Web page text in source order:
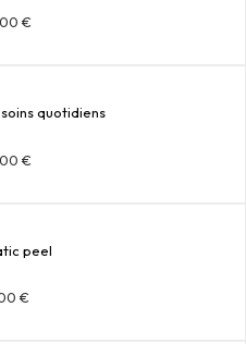
€
quotidiens
€
peel
€